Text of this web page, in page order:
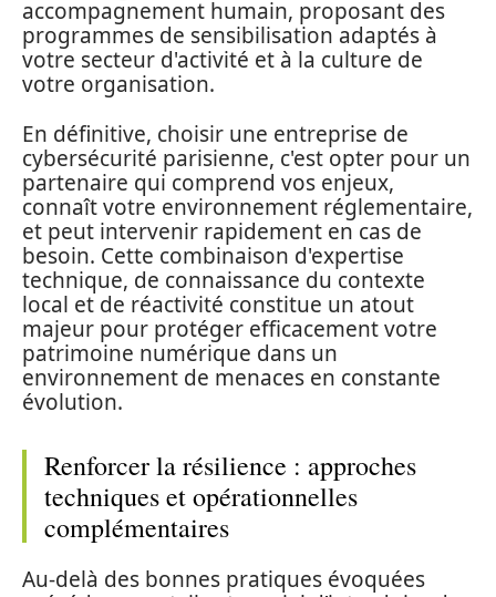
accompagnement humain, proposant des
programmes de sensibilisation adaptés à
votre secteur d'activité et à la culture de
votre organisation.
En définitive, choisir une entreprise de
cybersécurité parisienne, c'est opter pour un
partenaire qui comprend vos enjeux,
connaît votre environnement réglementaire,
et peut intervenir rapidement en cas de
besoin. Cette combinaison d'expertise
technique, de connaissance du contexte
local et de réactivité constitue un atout
majeur pour protéger efficacement votre
patrimoine numérique dans un
environnement de menaces en constante
évolution.
Renforcer la résilience : approches
techniques et opérationnelles
complémentaires
Au‑delà des bonnes pratiques évoquées